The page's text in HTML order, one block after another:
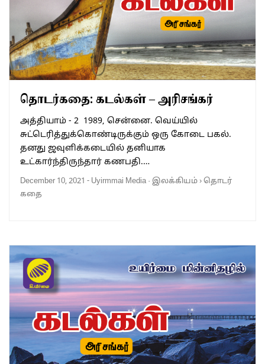
தொடர்கதை: கடல்கள் – அரிசங்கர்
அத்தியாம் - 2 1989, சென்னை. வெய்யில்
சுட்டெரித்துக்கொண்டிருக்கும் ஒரு கோடை பகல்.
தனது ஜவுளிக்கடையில் தனியாக
உட்கார்ந்திருந்தார் கணபதி.…
December 10, 2021 - Uyirmmai Media · இலக்கியம்›தொடர்
கதை